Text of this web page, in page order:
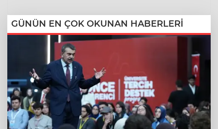
GÜNÜN EN ÇOK OKUNAN HABERLERİ